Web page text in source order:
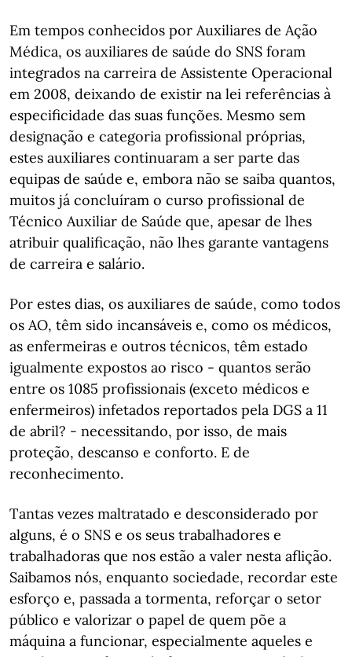
Em tempos conhecidos por Auxiliares de Ação
Médica, os auxiliares de saúde do SNS foram
integrados na carreira de Assistente Operacional
em 2008, deixando de existir na lei referências à
especificidade das suas funções. Mesmo sem
designação e categoria profissional próprias,
estes auxiliares continuaram a ser parte das
equipas de saúde e, embora não se saiba quantos,
muitos já concluíram o curso profissional de
Técnico Auxiliar de Saúde que, apesar de lhes
atribuir qualificação, não lhes garante vantagens
de carreira e salário.
Por estes dias, os auxiliares de saúde, como todos
os AO, têm sido incansáveis e, como os médicos,
as enfermeiras e outros técnicos, têm estado
igualmente expostos ao risco - quantos serão
entre os 1085 profissionais (exceto médicos e
enfermeiros) infetados reportados pela DGS a 11
de abril? - necessitando, por isso, de mais
proteção, descanso e conforto. E de
reconhecimento.
Tantas vezes maltratado e desconsiderado por
alguns, é o SNS e os seus trabalhadores e
trabalhadoras que nos estão a valer nesta aflição.
Saibamos nós, enquanto sociedade, recordar este
esforço e, passada a tormenta, reforçar o setor
público e valorizar o papel de quem põe a
máquina a funcionar, especialmente aqueles e